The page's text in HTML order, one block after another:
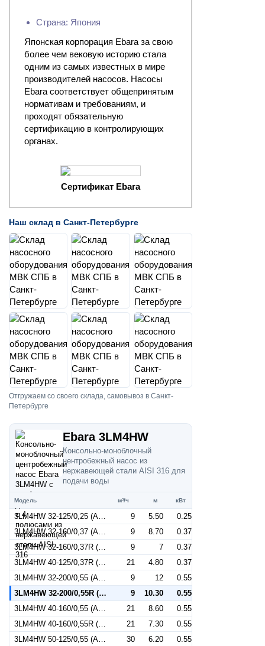
Страна: Япония
Японская корпорация Ebara за свою
более чем вековую историю стала
одним из самых известных в мире
производителей насосов. Насосы
Ebara соответствует общепринятым
нормативам и требованиям, и
проходят обязательную
сертификацию в контролирующих
органах.
Сертификат Ebara
Наш склад в Санкт-Петербурге
Отгружаем со своего склада, самовывоз в Санкт-
Петербурге
Ebara 3LM4HW
Консольно-моноблочный
центробежный насос из
нержавеющей стали AISI 316 для
подачи воды
Модель м³/ч м кВт
3LM4HW 32-125/0,25 (Артикул 1273019204) 9 5.50
0.25
3LM4HW 32-160/0,37 (Артикул 1273029204)
9 8.70
0.37
3LM4HW 32-160/0,37R (Артикул 1274029204)
9 7
0.37
3LM4HW 40-125/0,37R (Артикул 1284029204)
21 4.80
0.37
3LM4HW 32-200/0,55 (Артикул 1273039204)
9 12
0.55
3LM4HW 32-200/0,55R (Артикул 1274039204)
9 10.30
0.55
3LM4HW 40-160/0,55 (Артикул 1283039204)
21 8.60
0.55
3LM4HW 40-160/0,55R (Артикул 1284039204)
21 7.30
0.55
3LM4HW 50-125/0,55 (Артикул 1293039204)
30 6.20
0.55